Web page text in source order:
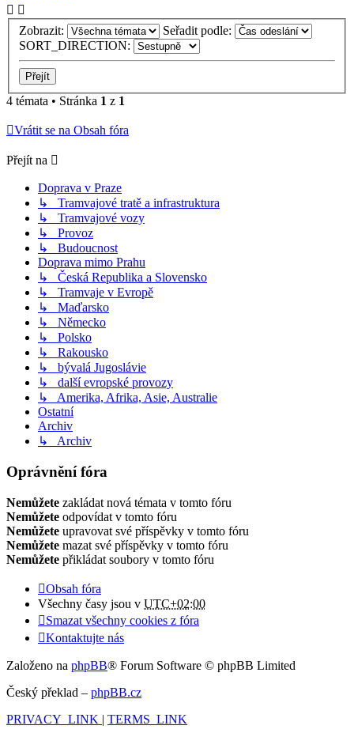
Zobrazit:
Seřadit podle:
SORT_DIRECTION:
4 témata • Stránka 1 z 1
Vrátit se na Obsah fóra
Přejít na
Doprava v Praze
↳ Tramvajové tratě a infrastruktura
↳ Tramvajové vozy
↳ Provoz
↳ Budoucnost
Doprava mimo Prahu
↳ Česká Republika a Slovensko
↳ Tramvaje v Evropě
↳ Maďarsko
↳ Německo
↳ Polsko
↳ Rakousko
↳ bývalá Jugoslávie
↳ další evropské provozy
↳ Amerika, Afrika, Asie, Australie
Ostatní
Archiv
↳ Archiv
Oprávnění fóra
Nemůžete zakládat nová témata v tomto fóru
Nemůžete odpovídat v tomto fóru
Nemůžete upravovat své příspěvky v tomto fóru
Nemůžete mazat své příspěvky v tomto fóru
Nemůžete přikládat soubory v tomto fóru
Obsah fóra
Všechny časy jsou v UTC+02:00
Smazat všechny cookies z fóra
Kontaktujte nás
Založeno na phpBB® Forum Software © phpBB Limited
Český překlad – phpBB.cz
PRIVACY_LINK | TERMS_LINK